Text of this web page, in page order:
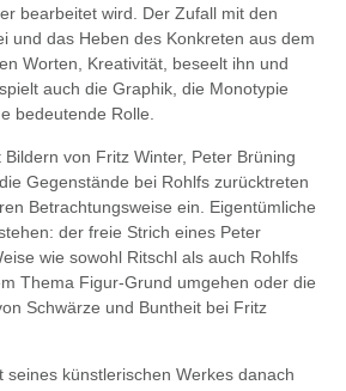
bearbeitet wird. Der Zufall mit den
und das Heben des Konkreten aus dem
Worten, Kreativität, beseelt ihn und
auch die Graphik, die Monotypie
bedeutende Rolle.
von Fritz Winter, Peter Brüning
Gegenstände bei Rohlfs zurücktreten
Betrachtungsweise ein. Eigentümliche
der freie Strich eines Peter
wie sowohl Ritschl als auch Rohlfs
Thema Figur-Grund umgehen oder die
Schwärze und Buntheit bei Fritz
seines künstlerischen Werkes danach